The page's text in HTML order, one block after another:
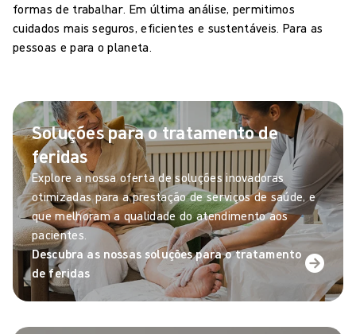
formas de trabalhar. Em última análise, permitimos
cuidados mais seguros, eficientes e sustentáveis. Para as
pessoas e para o planeta.
Soluções para o tratamento de
feridas
Explore a nossa oferta de soluções inovadoras
otimizadas para a prestação de serviços de saúde, e
que melhoram a qualidade do atendimento aos
pacientes.
Descubra as nossas soluções para o tratamento
de feridas